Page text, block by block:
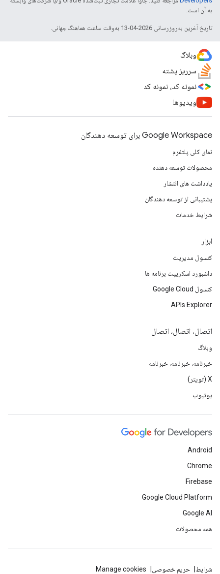
به آن است.
تاریخ آخرین به‌روزرسانی 2026-04-13 به‌وقت ساعت هماهنگ جهانی.
وبلاگ
سرریز پشته
نمونه کد، نمونه کد
ویدیوها
Google Workspace برای توسعه دهندگان
نمای کلی پلتفرم
محصولات توسعه دهنده
یادداشت های انتشار
پشتیبانی از توسعه دهندگان
شرایط خدمات
ابزار
کنسول مدیریت
داشبورد اسکریپت برنامه ها
کنسول Google Cloud
APIs Explorer
اتصال، اتصال، اتصال
وبلاگ
خبرنامه، خبرنامه، خبرنامه
X (تویتر)
یوتیوب
Android
Chrome
Firebase
Google Cloud Platform
Google AI
همه محصولات
شرایط حریم خصوصی Manage cookies